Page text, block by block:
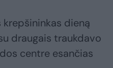
dieną
draugais traukdavo
centre esančias